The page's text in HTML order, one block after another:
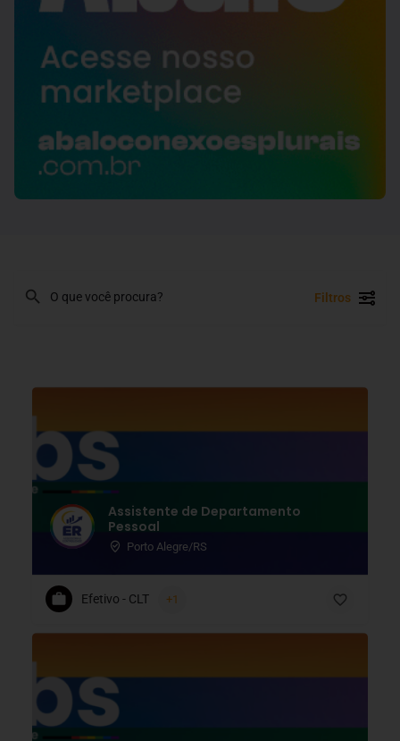
Filtros
Assistente de Departamento
Pessoal
Porto Alegre/RS
Efetivo - CLT +1